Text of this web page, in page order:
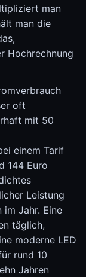
man
man die
Hochrechnung
oft
mit 50
einem Tarif
144 Euro
Leistung
Jahr. Eine
täglich,
moderne LED
rund 10
Jahren